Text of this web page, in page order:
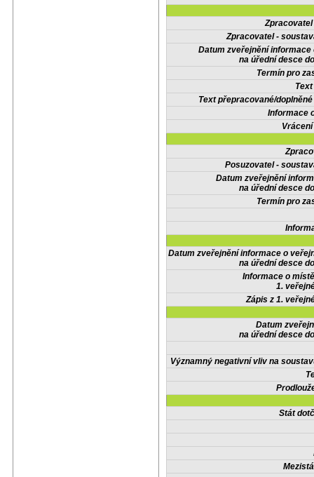
Zpracovatel -
Datum zveřejnění informace
na úřední desce
Termín pro
Text přepracované/
Informace
Posuzovatel -
Datum zveřejnění
na úřední desce
Termín pro
Datum zveřejnění informace o
na úřední desce
Informace o
1.
Zápis z 1.
Datum
na úřední desce
Významný negativní vliv na
Stát